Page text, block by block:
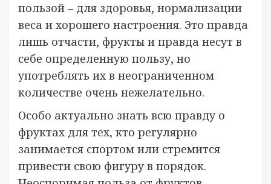
пользой – для здоровья, нормализации
веса и хорошего настроения. Это правда
лишь отчасти, фрукты и правда несут в
себе определенную пользу, но
употреблять их в неограниченном
количестве очень нежелательно.
Особо актуально знать всю правду о
фруктах для тех, кто регулярно
занимается спортом или стремится
привести свою фигуру в порядок.